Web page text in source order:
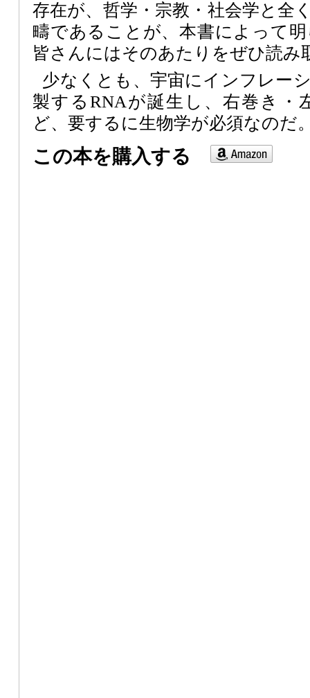
存在が、哲学・宗教・社会学と全
疇であることが、本書によって
皆さんにはそのあたりをぜひ読み
少なくとも、宇宙にインフレー
製するRNAが誕生し、右巻き・
ど、要するに生物学が必須なのだ
この本を購入する